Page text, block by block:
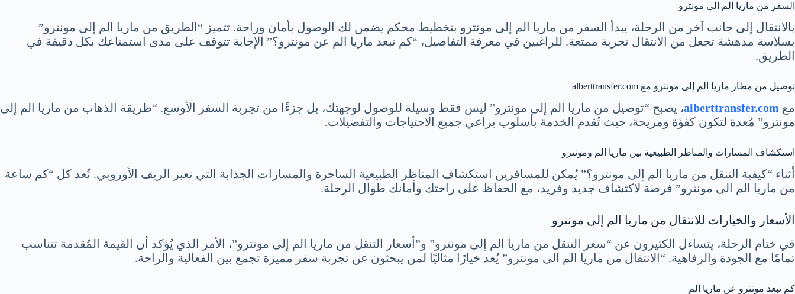
السفر من ماريا الم الى مونترو
بالانتقال إلى جانب آخر من الرحلة، يبدأ السفر من ماريا الم إلى مونترو بتخطيط محكم يضمن لك الوصول بأمان وراحة. تتميز “الطريق من ماريا الم إلى مونترو”
بسلاسة مدهشة تجعل من الانتقال تجربة ممتعة. للراغبين في معرفة التفاصيل، “كم تبعد ماريا الم عن مونترو؟” الإجابة تتوقف على مدى استمتاعك بكل دقيقة في
الطريق.
توصيل من مطار ماريا الم إلى مونترو مع alberttransfer.com
مع alberttransfer.com، يصبح “توصيل من ماريا الم إلى مونترو” ليس فقط وسيلة للوصول لوجهتك، بل جزءًا من تجربة السفر الأوسع. “طريقة الذهاب من ماريا الم إلى
مونترو” مُعدة لتكون كفؤة ومريحة، حيث تُقدم الخدمة بأسلوب يراعي جميع الاحتياجات والتفضيلات.
استكشاف المسارات والمناظر الطبيعية بين ماريا الم ومونترو
أثناء “كيفية التنقل من ماريا الم إلى مونترو؟” يُمكن للمسافرين استكشاف المناظر الطبيعية الساحرة والمسارات الجذابة التي تعبر الريف الأوروبي. تُعد كل “كم ساعة
من ماريا الم الى مونترو” فرصة لاكتشاف جديد وفريد، مع الحفاظ على راحتك وأمانك طوال الرحلة.
الأسعار والخيارات للانتقال من ماريا الم إلى مونترو
في ختام الرحلة، يتساءل الكثيرون عن “سعر التنقل من ماريا الم إلى مونترو” و”أسعار التنقل من ماريا الم إلى مونترو”، الأمر الذي يُؤكد أن القيمة المُقدمة تتناسب
تمامًا مع الجودة والرفاهية. “الانتقال من ماريا الم الى مونترو” يُعد خيارًا مثاليًا لمن يبحثون عن تجربة سفر مميزة تجمع بين الفعالية والراحة.
كم تبعد مونترو عن ماريا الم